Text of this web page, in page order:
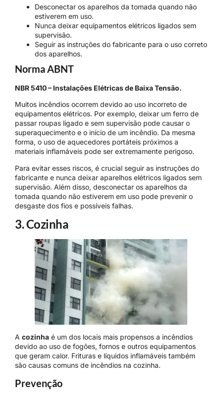
Desconectar os aparelhos da tomada quando não
estiverem em uso.
Nunca deixar equipamentos elétricos ligados sem
supervisão.
Seguir as instruções do fabricante para o uso correto
dos aparelhos.
Norma ABNT
NBR 5410 – Instalações Elétricas de Baixa Tensão.
Muitos incêndios ocorrem devido ao uso incorreto de
equipamentos elétricos. Por exemplo, deixar um ferro de
passar roupas ligado e sem supervisão pode causar o
superaquecimento e o início de um incêndio. Da mesma
forma, o uso de aquecedores portáteis próximos a
materiais inflamáveis pode ser extremamente perigoso.
Para evitar esses riscos, é crucial seguir as instruções do
fabricante e nunca deixar aparelhos elétricos ligados sem
supervisão. Além disso, desconectar os aparelhos da
tomada quando não estiverem em uso pode prevenir o
desgaste dos fios e possíveis falhas.
3. Cozinha
A cozinha é um dos locais mais propensos a incêndios
devido ao uso de fogões, fornos e outros equipamentos
que geram calor. Frituras e líquidos inflamáveis também
são causas comuns de incêndios na cozinha.
Prevenção